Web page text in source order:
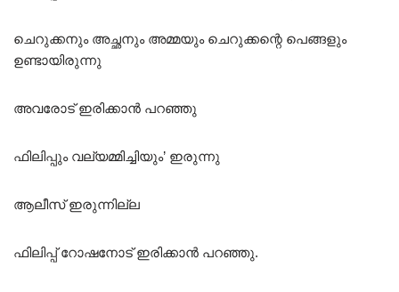
ചെറുക്കനും അച്ഛനും അമ്മയും ചെറുക്കന്റെ പെങ്ങളും
ഉണ്ടായിരുന്നു
അവരോട് ഇരിക്കാൻ പറഞ്ഞു
ഫിലിപ്പും വല്യമ്മിച്ചിയും’ ഇരുന്നു
ആലീസ് ഇരുന്നില്ല
ഫിലിപ്പ് റോഷനോട് ഇരിക്കാൻ പറഞ്ഞു.